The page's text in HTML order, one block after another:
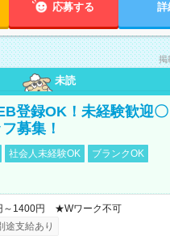
応募する 詳
掲
未読
登録OK！未経験歓迎
募集！
社会人未経験OK
ブランクOK
～1400円 ★Wワーク不可
途支給あり